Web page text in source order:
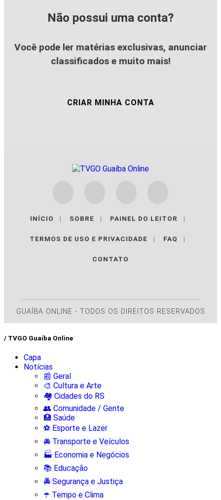
Não possui uma conta?
Você pode ler matérias exclusivas, anunciar
classificados e muito mais!
CRIAR MINHA CONTA
INÍCIO | SOBRE | PAINEL DO LEITOR |
TERMOS DE USO E PRIVACIDADE | FAQ |
CONTATO
GUAÍBA ONLINE - TODOS OS DIREITOS RESERVADOS
/ TVGO Guaíba Online
Capa
Notícias
📰 Geral
🎨 Cultura e Arte
🏘️ Cidades do RS
👥 Comunidade / Gente
🏥 Saúde
⚽ Esporte e Lazer
🚘 Transporte e Veículos
🏭 Economia e Negócios
📚 Educação
🚔 Segurança e Justiça
☂️ Tempo e Clima